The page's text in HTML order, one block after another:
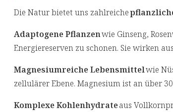
Die Natur bietet uns zahlreiche
Adaptogene Pflanzenwie Ginseng,
Energiereserven zu schonen. Sie wirken
Magnesiumreiche Lebensmittelwie
zellulärer Ebene. Magnesium ist an über
Komplexe Kohlenhydrateaus